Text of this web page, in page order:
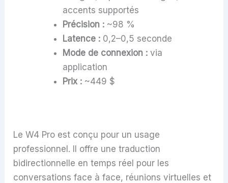
accents supportés
Précision :~98 %
Latence :0,2–0,5 seconde
Mode de connexion :via
application
Prix :~449 $
Le W4 Pro est conçu pour un usage
professionnel. Il offre une traduction
bidirectionnelle en temps réel pour les
conversations face à face, réunions virtuelles et